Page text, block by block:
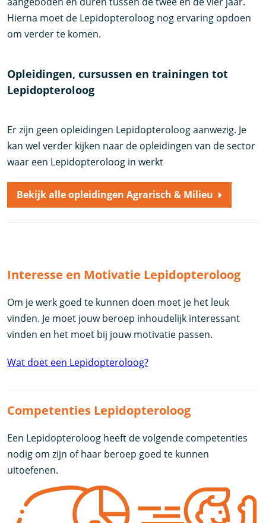
Hierna moet de Lepidopteroloog nog ervaring opdoen
om verder te komen.
Opleidingen, cursussen en trainingen tot
Lepidopteroloog
Er zijn geen opleidingen Lepidopteroloog aanwezig. Je
kan wel verder kijken naar de opleidingen van de sector
waar een Lepidopteroloog in werkt
Bekijk alle opleidingen Agrarisch & Milieu
Interesse en Motivatie Lepidopteroloog
Om je werk goed te kunnen doen moet je het leuk
vinden. Je moet jouw beroep inhoudelijk interessant
vinden en het moet bij jouw motivatie passen.
Wat doet een Lepidopteroloog?
Competenties Lepidopteroloog
Een Lepidopteroloog heeft de volgende competenties
nodig om zijn of haar beroep goed te kunnen
uitoefenen.